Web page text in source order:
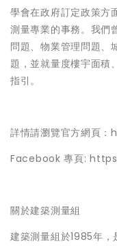
學會在政府訂定政策方
測量專業的事務。我們
問題、物業管理問題、
題，並就量度樓宇面積
指引。
詳情請瀏覽官方網頁：
Facebook 專頁:
關於建築測量組
建築測量組於1985年